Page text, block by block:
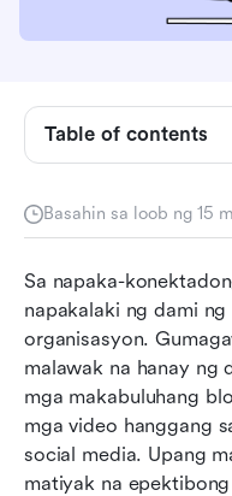
Basahin sa loob ng 15
Sa napaka-
napakalaki ng dami
organisasyon.
malawak na hanay ng
mga makabuluhang
mga video hanggang
social media. Upang
matiyak na
Table of contents
Ano ang
na nilalaman
Karaniwang mga
digital na nilalaman
Itayo ang iyong
nilalaman: Isang
Pinakamahusay na